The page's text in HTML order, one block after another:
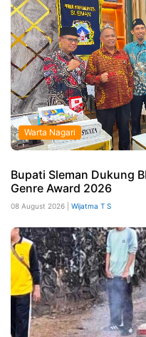
Warta Nagari
Bupati Sleman Dukung
Genre Award 2026
08 August 2026 | Wijatma T S